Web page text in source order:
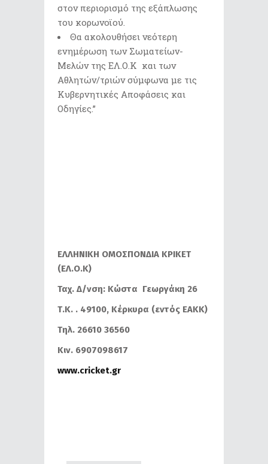
στον περιορισμό της εξάπλωσης
του κορωνοϊού.
Θα ακολουθήσει νεότερη
ενημέρωση των Σωματείων-
Μελών της ΕΛ.Ο.Κ και των
Αθλητών/τριών σύμφωνα με τις
Κυβερνητικές Αποφάσεις και
Οδηγίες.”
ΕΛΛΗΝΙΚΗ ΟΜΟΣΠΟΝΔΙΑ ΚΡΙΚΕΤ
(ΕΛ.Ο.Κ)
Ταχ. Δ/νση: Κώστα Γεωργάκη 26
Τ.Κ. . 49100, Κέρκυρα (εντός ΕΑΚΚ)
Τηλ. 26610 36560
Κιν. 6907098617
www.cricket.gr